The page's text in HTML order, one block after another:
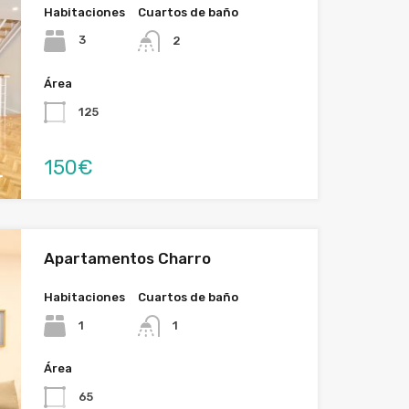
Habitaciones
3
Cuartos de baño
2
Área
125
150€
Apartamentos Charro
Habitaciones
1
Cuartos de baño
1
Área
65